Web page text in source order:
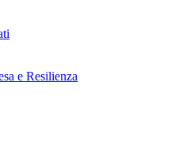
e Resilienza